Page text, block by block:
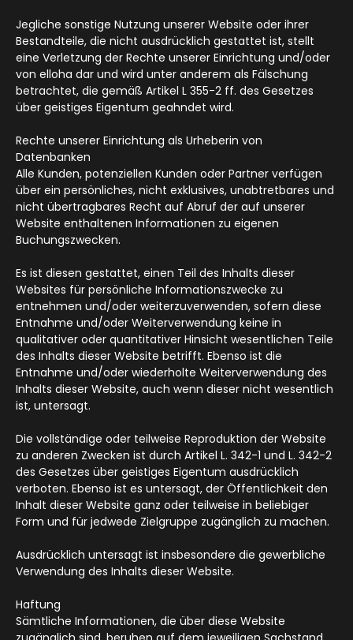
Jegliche sonstige Nutzung unserer Website oder ihrer
Bestandteile, die nicht ausdrücklich gestattet ist, stellt
eine Verletzung der Rechte unserer Einrichtung und/oder
von elloha dar und wird unter anderem als Fälschung
betrachtet, die gemäß Artikel L 355-2 ff. des Gesetzes
über geistiges Eigentum geahndet wird.
Rechte unserer Einrichtung als Urheberin von
Datenbanken
Alle Kunden, potenziellen Kunden oder Partner verfügen
über ein persönliches, nicht exklusives, unabtretbares und
nicht übertragbares Recht auf Abruf der auf unserer
Website enthaltenen Informationen zu eigenen
Buchungszwecken.
Es ist diesen gestattet, einen Teil des Inhalts dieser
Websites für persönliche Informationszwecke zu
entnehmen und/oder weiterzuverwenden, sofern diese
Entnahme und/oder Weiterverwendung keine in
qualitativer oder quantitativer Hinsicht wesentlichen Teile
des Inhalts dieser Website betrifft. Ebenso ist die
Entnahme und/oder wiederholte Weiterverwendung des
Inhalts dieser Website, auch wenn dieser nicht wesentlich
ist, untersagt.
Die vollständige oder teilweise Reproduktion der Website
zu anderen Zwecken ist durch Artikel L. 342-1 und L. 342-2
des Gesetzes über geistiges Eigentum ausdrücklich
verboten. Ebenso ist es untersagt, der Öffentlichkeit den
Inhalt dieser Website ganz oder teilweise in beliebiger
Form und für jedwede Zielgruppe zugänglich zu machen.
Ausdrücklich untersagt ist insbesondere die gewerbliche
Verwendung des Inhalts dieser Website.
Haftung
Sämtliche Informationen, die über diese Website